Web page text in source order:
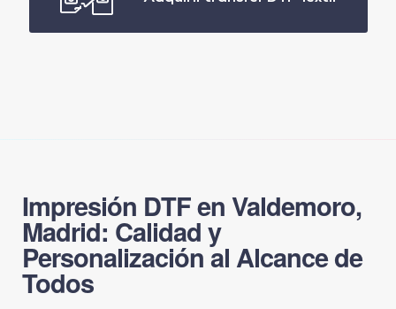
Impresión DTF en Valdemoro,
Madrid: Calidad y
Personalización al Alcance de
Todos